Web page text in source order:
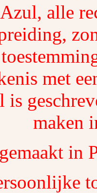
Azul, alle
met
is
maken
in